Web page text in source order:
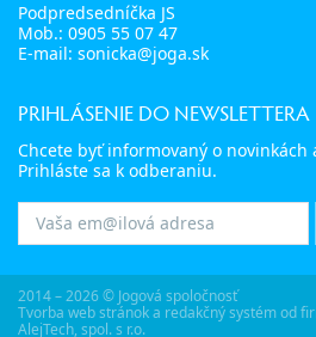
Podpredsedníčka JS
Mob.: 0905 55 07 47
E-mail: sonicka@joga.sk
PRIHLÁSENIE DO NEWSLETTERA
Chcete byť informovaný o novinkách
Prihláste sa k odberaniu.
2014 – 2026 © Jogová spoločnosť
Tvorba web stránoka redakčný systémod
AlejTech, spol. s r.o.